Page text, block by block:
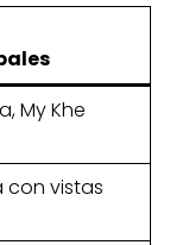
My Khe
con vistas